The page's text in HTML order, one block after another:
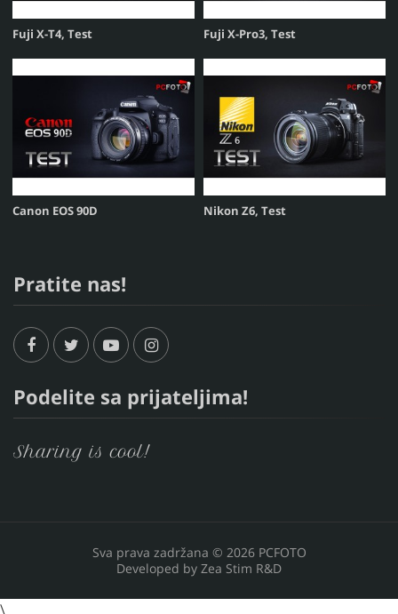
Fuji X-T4, Test Fuji X-Pro3, Test
Canon EOS 90D Nikon Z6, Test
Pratite nas!
Podelite sa prijateljima!
Sharing is cool!
Sva prava zadržana © 2026 PCFOTO
Developed by Zea Stim R&D
\